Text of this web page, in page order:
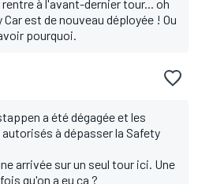
rentre à l'avant-dernier tour... oh
est de nouveau déployée ! Ou
pourquoi.
a été dégagée et les
à dépasser la Safety
arrivée sur un seul tour ici. Une
qu'on a eu ça ?